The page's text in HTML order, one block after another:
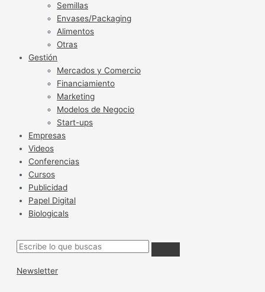
Semillas
Envases/Packaging
Alimentos
Otras
Gestión
Mercados y Comercio
Financiamiento
Marketing
Modelos de Negocio
Start-ups
Empresas
Videos
Conferencias
Cursos
Publicidad
Papel Digital
Biologicals
Newsletter